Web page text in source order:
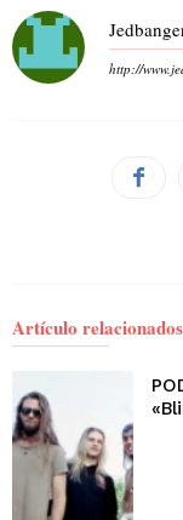
http://
Artículo relacionados